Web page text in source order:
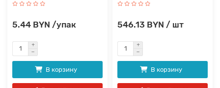
5.44 BYN /упак
В корзину
546.13 BYN / шт
В корзину